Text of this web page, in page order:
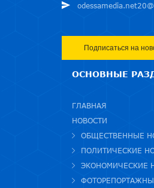
Подписаться на
ОСНОВНЫЕ
ГЛАВНАЯ
НОВОСТИ
ОБЩЕСТВЕННЫЕ
ПОЛИТИЧЕСКИЕ
ЭКОНОМИЧЕСКИЕ